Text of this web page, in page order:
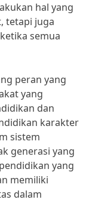
hal yang
tetapi juga
semua
peran yang
yang
dan
karakter
sistem
generasi yang
yang
memiliki
dalam